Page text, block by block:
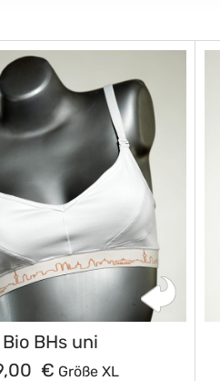
Bio BHs uni
€ Größe XL